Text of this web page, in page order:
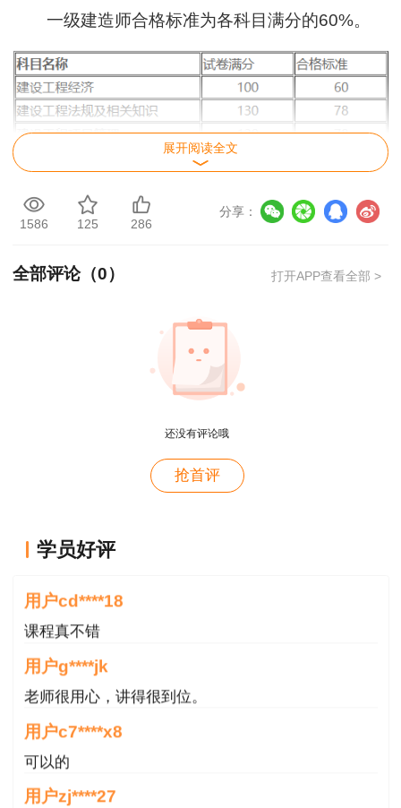
一级建造师合格标准为各科目满分的60%。
2年为一个周期的滚动管理办
个考试年度内通过全部科目;符合免试条件，参加2
与实务)考试的人员必须在一个考试年度内通过应
试科目为合格。
说明：因考试政策、内容不断变化与调整，建
设工程教育网提供的以上考试信息仅供参考，如有
异议，请考生以权威部门公布的内容为准。
展开阅读全文
1586 125 286
分享：
全部评论（0） 打开APP查看全部 >
还没有评论哦
抢首评
学员好评
老师讲的深入浅出，风趣幽默。编的记忆口诀也很助
用户zh****86
用户cd****18
课程真不错
用户g****jk
老师很用心，讲得很到位。
用户c7****x8
可以的
用户zj****27